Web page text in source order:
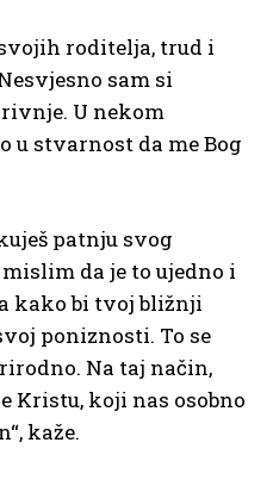
roditelja, trud i
sam si
U nekom
u stvarnost da me Bog
patnju svog
da je to ujedno i
kako bi tvoj bližnji
poniznosti. To se
Na taj način,
Kristu, koji nas osobno
kaže.